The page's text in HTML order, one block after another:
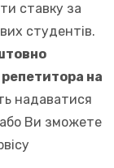
ставку за
студентів.
репетитора на
надаватися
Ви зможете